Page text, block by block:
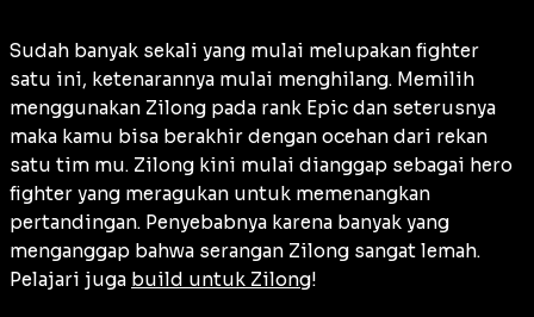
Sudah banyak sekali yang mulai melupakan fighter
satu ini, ketenarannya mulai menghilang. Memilih
menggunakan Zilong pada rank Epic dan seterusnya
maka kamu bisa berakhir dengan ocehan dari rekan
satu tim mu. Zilong kini mulai dianggap sebagai hero
fighter yang meragukan untuk memenangkan
pertandingan. Penyebabnya karena banyak yang
menganggap bahwa serangan Zilong sangat lemah.
Pelajari juga build untuk Zilong!